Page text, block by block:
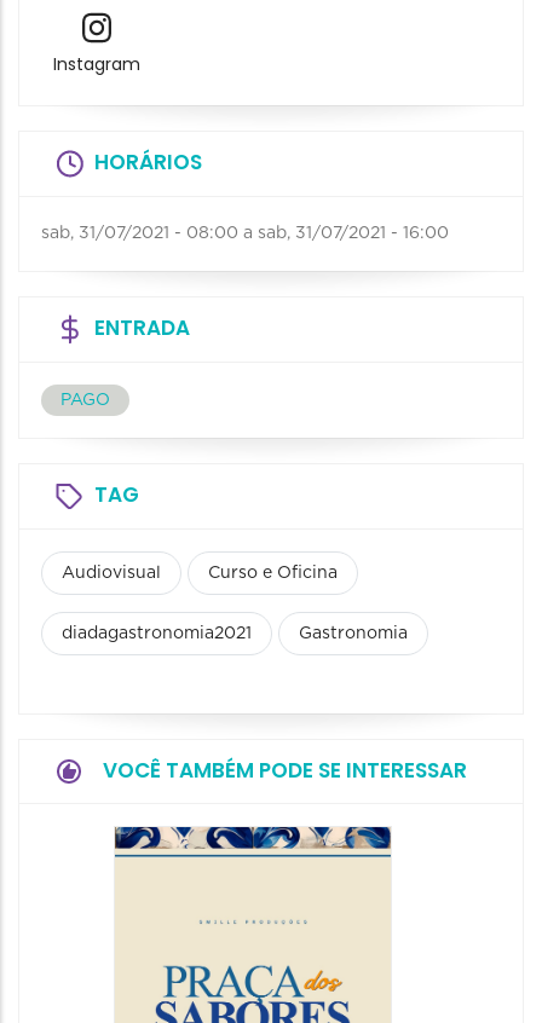
Instagram
HORÁRIOS
sab, 31/07/2021 - 08:00 a sab, 31/07/2021 - 16:00
ENTRADA
PAGO
TAG
Audiovisual Curso e Oficina
diadagastronomia2021 Gastronomia
VOCÊ TAMBÉM PODE SE INTERESSAR